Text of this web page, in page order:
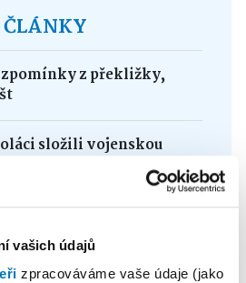
vašich údajů
zpracováváme vaše údaje (jako
ČLÁNKY
z překližky,
složili vojenskou
kultury přilákal do
zlatého moku